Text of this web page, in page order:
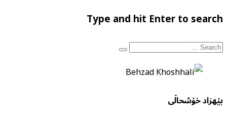
Type and hit Enter to search
بێهزاد خۆشحاڵی